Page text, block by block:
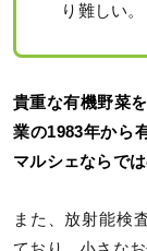
り難しい。
貴重な有機野菜
業の1983年から
マルシェならで
また、放射能検